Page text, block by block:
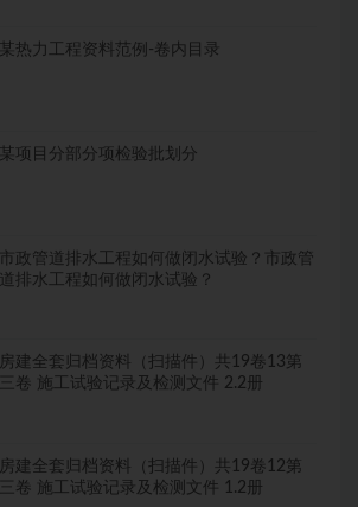
某热力工程资料范例-卷内目录
某项目分部分项检验批划分
市政管道排水工程如何做闭水试验？市政管
道排水工程如何做闭水试验？
房建全套归档资料（扫描件）共19卷13第
三卷 施工试验记录及检测文件 2.2册
房建全套归档资料（扫描件）共19卷12第
三卷 施工试验记录及检测文件 1.2册